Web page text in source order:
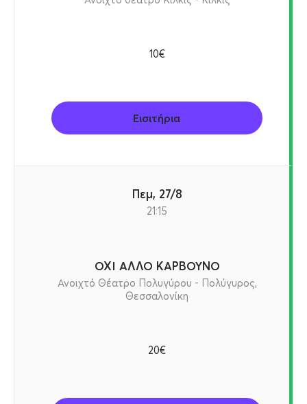
10€
Εισιτήρια
Πεμ, 27/8
21:15
ΟΧΙ ΑΛΛΟ ΚΑΡΒΟΥΝΟ
Ανοιχτό Θέατρο Πολυγύρου - Πολύγυρος,
Θεσσαλονίκη
20€